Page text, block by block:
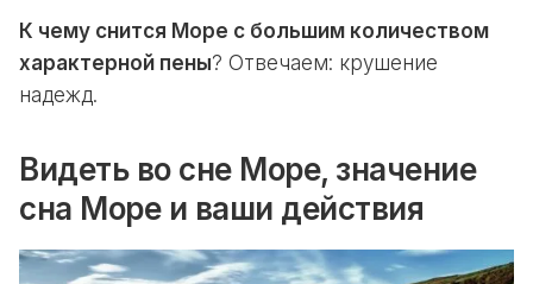
К чему снится Море с большим количеством
характерной пены? Отвечаем: крушение
надежд.
Видеть во сне Море, значение
сна Море и ваши действия